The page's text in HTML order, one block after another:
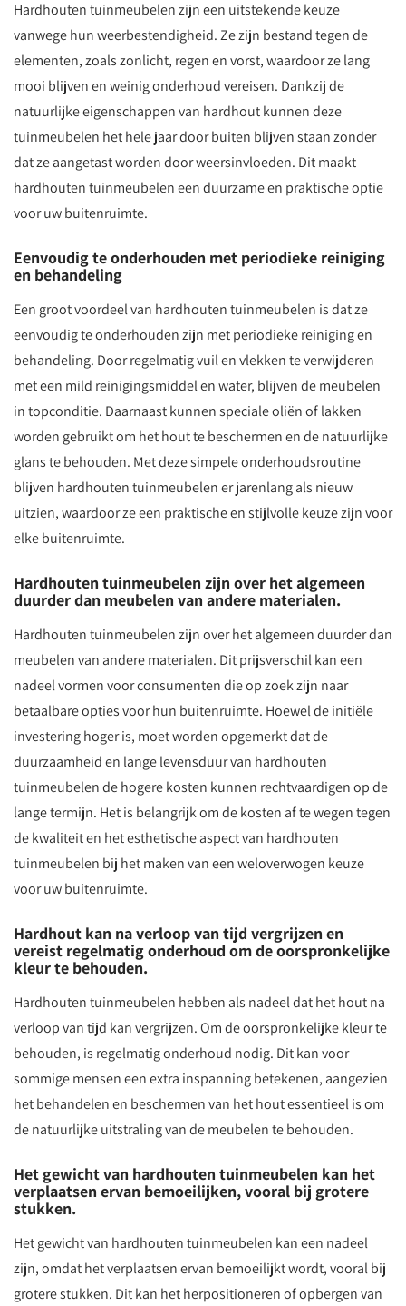
Hardhouten tuinmeubelen zijn een uitstekende keuze
vanwege hun weerbestendigheid. Ze zijn bestand tegen de
elementen, zoals zonlicht, regen en vorst, waardoor ze lang
mooi blijven en weinig onderhoud vereisen. Dankzij de
natuurlijke eigenschappen van hardhout kunnen deze
tuinmeubelen het hele jaar door buiten blijven staan zonder
dat ze aangetast worden door weersinvloeden. Dit maakt
hardhouten tuinmeubelen een duurzame en praktische optie
voor uw buitenruimte.
Eenvoudig te onderhouden met periodieke reiniging
en behandeling
Een groot voordeel van hardhouten tuinmeubelen is dat ze
eenvoudig te onderhouden zijn met periodieke reiniging en
behandeling. Door regelmatig vuil en vlekken te verwijderen
met een mild reinigingsmiddel en water, blijven de meubelen
in topconditie. Daarnaast kunnen speciale oliën of lakken
worden gebruikt om het hout te beschermen en de natuurlijke
glans te behouden. Met deze simpele onderhoudsroutine
blijven hardhouten tuinmeubelen er jarenlang als nieuw
uitzien, waardoor ze een praktische en stijlvolle keuze zijn voor
elke buitenruimte.
Hardhouten tuinmeubelen zijn over het algemeen
duurder dan meubelen van andere materialen.
Hardhouten tuinmeubelen zijn over het algemeen duurder dan
meubelen van andere materialen. Dit prijsverschil kan een
nadeel vormen voor consumenten die op zoek zijn naar
betaalbare opties voor hun buitenruimte. Hoewel de initiële
investering hoger is, moet worden opgemerkt dat de
duurzaamheid en lange levensduur van hardhouten
tuinmeubelen de hogere kosten kunnen rechtvaardigen op de
lange termijn. Het is belangrijk om de kosten af te wegen tegen
de kwaliteit en het esthetische aspect van hardhouten
tuinmeubelen bij het maken van een weloverwogen keuze
voor uw buitenruimte.
Hardhout kan na verloop van tijd vergrijzen en
vereist regelmatig onderhoud om de oorspronkelijke
kleur te behouden.
Hardhouten tuinmeubelen hebben als nadeel dat het hout na
verloop van tijd kan vergrijzen. Om de oorspronkelijke kleur te
behouden, is regelmatig onderhoud nodig. Dit kan voor
sommige mensen een extra inspanning betekenen, aangezien
het behandelen en beschermen van het hout essentieel is om
de natuurlijke uitstraling van de meubelen te behouden.
Het gewicht van hardhouten tuinmeubelen kan het
verplaatsen ervan bemoeilijken, vooral bij grotere
stukken.
Het gewicht van hardhouten tuinmeubelen kan een nadeel
zijn, omdat het verplaatsen ervan bemoeilijkt wordt, vooral bij
grotere stukken. Dit kan het herpositioneren of opbergen van